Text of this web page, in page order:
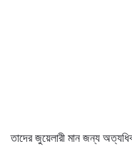
তাদের জুয়েলারী মান জন্য